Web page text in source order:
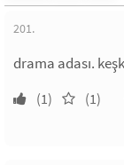
201.
drama adası.
(1) (1)